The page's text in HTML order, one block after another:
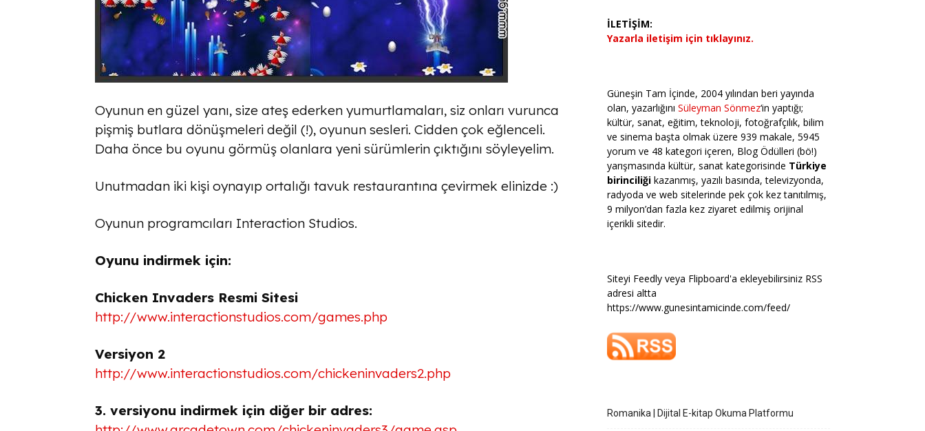
Oyunun en güzel yanı, size ateş ederken yumurtlamaları, siz onları vurunca
pişmiş butlara dönüşmeleri değil (!), oyunun sesleri. Cidden çok eğlenceli.
Daha önce bu oyunu görmüş olanlara yeni sürümlerin çıktığını söyleyelim.
Unutmadan iki kişi oynayıp ortalığı tavuk restaurantına çevirmek elinizde :)
Oyunun programcıları Interaction Studios.
Oyunu indirmek için:
Chicken Invaders Resmi Sitesi
http://www.interactionstudios.com/games.php
Versiyon 2
http://www.interactionstudios.com/chickeninvaders2.php
3. versiyonu indirmek için diğer bir adres:
İLETİŞİM:
Yazarla iletişim için tıklayınız.
Güneşin Tam İçinde, 2004 yılından beri yayında
olan, yazarlığını Süleyman Sönmez‘in yaptığı;
kültür, sanat, eğitim, teknoloji, fotoğrafçılık, bilim
ve sinema başta olmak üzere 939 makale, 5945
yorum ve 48 kategori içeren, Blog Ödülleri (bö!)
yarışmasında kültür, sanat kategorisinde Türkiye
birinciliği kazanmış, yazılı basında, televizyonda,
radyoda ve web sitelerinde pek çok kez tanıtılmış,
9 milyon’dan fazla kez ziyaret edilmiş orijinal
içerikli sitedir.
Siteyi Feedly veya Flipboard'a ekleyebilirsiniz RSS
adresi altta
https://www.gunesintamicinde.com/feed/
Romanika | Dijital E-kitap Okuma Platformu